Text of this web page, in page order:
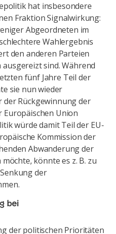
hat insbesondere
Fraktion Signalwirkung:
Abgeordneten im
Wahlergebnis
den anderen Parteien
sind. Während
fünf Jahre Teil der
sie nun wieder
Rückgewinnung der
Union
würde damit Teil der EU-
Kommission der
Abwanderung der
könnte es z. B. zu
der
bei
der politischen Prioritäten